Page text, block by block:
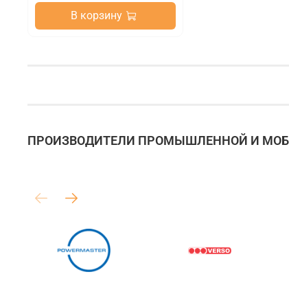
В корзину
ПРОИЗВОДИТЕЛИ ПРОМЫШЛЕННОЙ И